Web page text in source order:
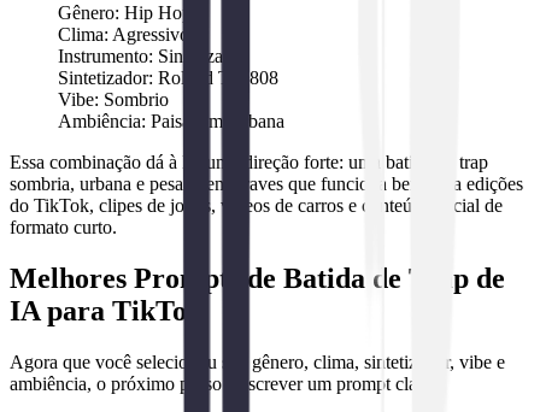
Gênero: Hip Hop
Clima: Agressivo
Instrumento: Sintetizador
Sintetizador: Roland TR-808
Vibe: Sombrio
Ambiência: Paisagem Urbana
Essa combinação dá à IA uma direção forte: uma batida de trap
sombria, urbana e pesada em graves que funciona bem para edições
do TikTok, clipes de jogos, vídeos de carros e conteúdo social de
formato curto.
Melhores Prompts de Batida de Trap de
IA para TikTok
Agora que você selecionou seu gênero, clima, sintetizador, vibe e
ambiência, o próximo passo é escrever um prompt claro.